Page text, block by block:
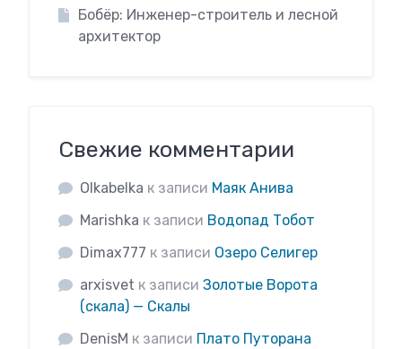
Бобёр: Инженер-строитель и лесной
архитектор
Свежие комментарии
Olkabelka к записи Маяк Анива
Marishka к записи Водопад Тобот
Dimax777 к записи Озеро Селигер
arxisvet к записи Золотые Ворота
(скала) — Скалы
DenisM к записи Плато Путорана